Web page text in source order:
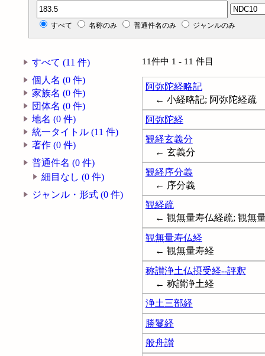
分類記号検索
すべて 名称のみ 普通件名のみ ジャンルのみ
すべて (11 件)
個人名 (0 件)
家族名 (0 件)
団体名 (0 件)
地名 (0 件)
統一タイトル (11 件)
著作 (0 件)
普通件名 (0 件)
細目なし (0 件)
ジャンル・形式 (0 件)
11件中 1 - 11 件目
阿弥陀経略記
← 小経略記; 阿弥陀経疏
阿弥陀経
観経玄義分
← 玄義分
観経序分義
← 序分義
観経疏
← 観無量寿仏経疏; 観無
観無量寿仏経
← 観無量寿経
称讃浄土仏摂受経--評釈
← 称讃浄土経
浄土三部経
勝鬘経
般舟讃